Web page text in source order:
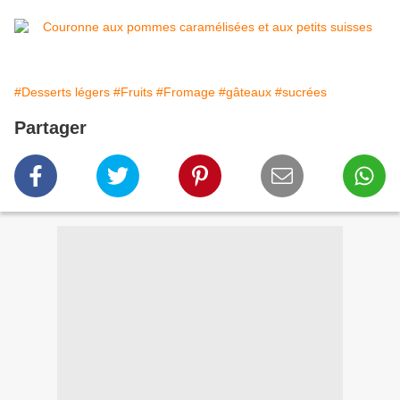
#Desserts légers #Fruits #Fromage #gâteaux #sucrées
Partager